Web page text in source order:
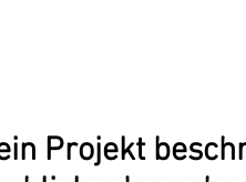
Projekt